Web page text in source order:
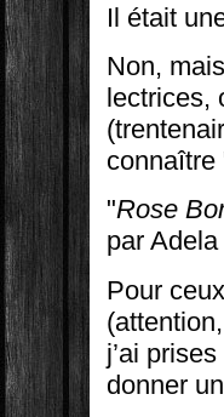
Il était
Non,
lectrices,
connaître
"Rose
par
Pour
j’ai
donner